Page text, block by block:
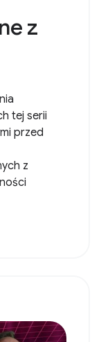
z
tej serii
przed
z